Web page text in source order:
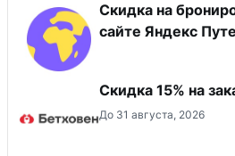
Скидка на
сайте Яндекс
Скидка 15% на
До 31 августа, 2026